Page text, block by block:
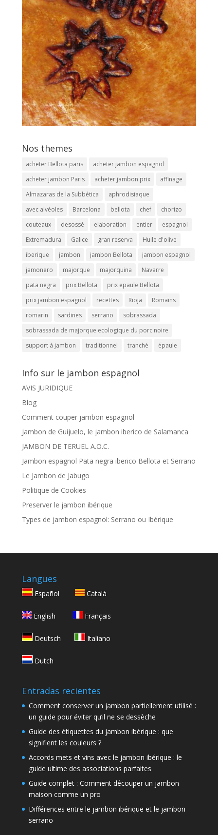
Nos themes
acheter Bellota paris
acheter jambon espagnol
acheter jambon Paris
acheter jambon prix
affinage
Almazaras de la Subbética
aphrodisiaque
avec alvéoles
Barcelona bellota chef
chorizo
couteaux
desossé elaboration entier
espagnol
Extremadura
Galice gran reserva
Huile d'olive
iberique
jambon jambon Bellota
jambon espagnol
jamonero
majorque majorquina
Navarre
pata negra
prix Bellota
prix epaule Bellota
prix jambon espagnol
recettes Rioja
Romains
romarin
sardines serrano
sobrassada
sobrassada de majorque ecologique du porc noire
support à jambon
traditionnel tranché épaule
Info sur le jambon espagnol
AVIS JURIDIQUE
Blog
Comment couper jambon espagnol
Jambon de Guijuelo, le jambon iberico de Salamanca
JAMBON DE TERUEL A.O.C.
Jambon espagnol Pata negra iberico Bellota et Serrano
Le Jambon de Jabugo
Politique de Cookies
Preserver le jambon ibérique
Types de jambon espagnol: Serrano ou Ibérique
Langues
Español Català
English Français
Deutsch Italiano
Dutch
Entradas recientes
Comment conserver un jambon partiellement utilisé :
un guide pour éviter qu’il ne se dessèche
Guide des étiquettes du jambon ibérique : que
signifient les couleurs ?
Accords mets et vins avec le jambon ibérique : le
guide ultime des associations parfaites
Guide complet : Comment découper un jambon
maison comme un pro
Différences entre le jambon ibérique et le jambon
serrano